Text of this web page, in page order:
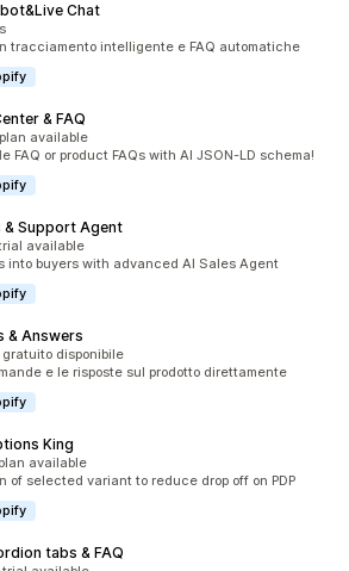
Chat
tracciamento intelligente e FAQ automatiche
& FAQ
available
FAQ or product FAQs with AI JSON-LD schema!
& Support Agent
available
into buyers with advanced AI Sales Agent
& Answers
gratuito disponibile
e le risposte sul prodotto direttamente
King
available
of selected variant to reduce drop off on PDP
tabs & FAQ